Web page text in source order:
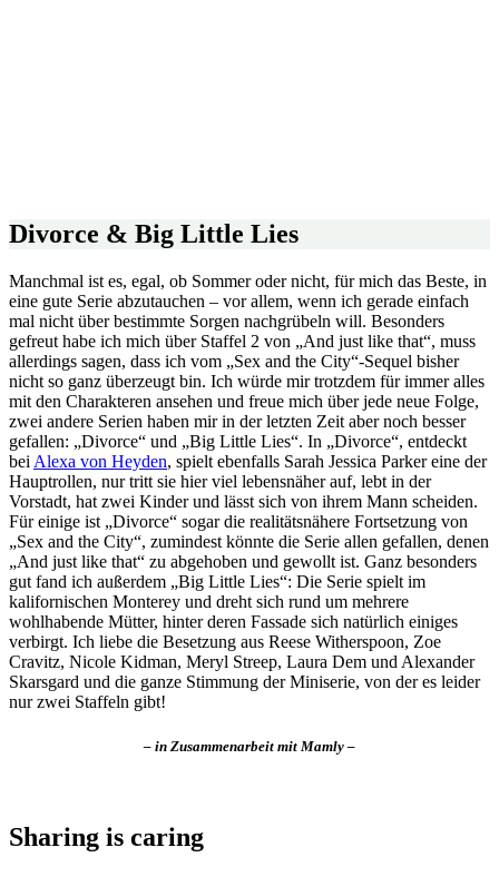
Divorce & Big Little Lies
Manchmal ist es, egal, ob Sommer oder nicht, für mich das Beste, in
eine gute Serie abzutauchen – vor allem, wenn ich gerade einfach
mal nicht über bestimmte Sorgen nachgrübeln will. Besonders
gefreut habe ich mich über Staffel 2 von „And just like that“, muss
allerdings sagen, dass ich vom „Sex and the City“-Sequel bisher
nicht so ganz überzeugt bin. Ich würde mir trotzdem für immer alles
mit den Charakteren ansehen und freue mich über jede neue Folge,
zwei andere Serien haben mir in der letzten Zeit aber noch besser
gefallen: „Divorce“ und „Big Little Lies“. In „Divorce“, entdeckt
bei Alexa von Heyden, spielt ebenfalls Sarah Jessica Parker eine der
Hauptrollen, nur tritt sie hier viel lebensnäher auf, lebt in der
Vorstadt, hat zwei Kinder und lässt sich von ihrem Mann scheiden.
Für einige ist „Divorce“ sogar die realitätsnähere Fortsetzung von
„Sex and the City“, zumindest könnte die Serie allen gefallen, denen
„And just like that“ zu abgehoben und gewollt ist. Ganz besonders
gut fand ich außerdem „Big Little Lies“: Die Serie spielt im
kalifornischen Monterey und dreht sich rund um mehrere
wohlhabende Mütter, hinter deren Fassade sich natürlich einiges
verbirgt. Ich liebe die Besetzung aus Reese Witherspoon, Zoe
Cravitz, Nicole Kidman, Meryl Streep, Laura Dem und Alexander
Skarsgard und die ganze Stimmung der Miniserie, von der es leider
nur zwei Staffeln gibt!
– in Zusammenarbeit mit Mamly –
Sharing is caring